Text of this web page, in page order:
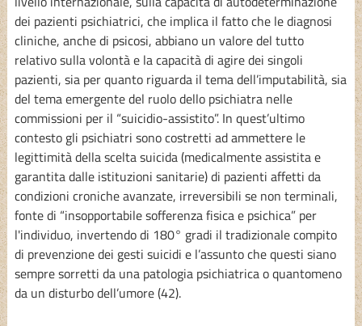
dei pazienti psichiatrici, che implica il fatto che le diagnosi
cliniche, anche di psicosi, abbiano un valore del tutto
relativo sulla volontà e la capacità di agire dei singoli
pazienti, sia per quanto riguarda il tema dell’imputabilità, sia
del tema emergente del ruolo dello psichiatra nelle
commissioni per il “suicidio-assistito”. In quest’ultimo
contesto gli psichiatri sono costretti ad ammettere le
legittimità della scelta suicida (medicalmente assistita e
garantita dalle istituzioni sanitarie) di pazienti affetti da
condizioni croniche avanzate, irreversibili se non terminali,
fonte di “insopportabile sofferenza fisica e psichica” per
l'individuo, invertendo di 180° gradi il tradizionale compito
di prevenzione dei gesti suicidi e l’assunto che questi siano
sempre sorretti da una patologia psichiatrica o quantomeno
da un disturbo dell’umore (42).